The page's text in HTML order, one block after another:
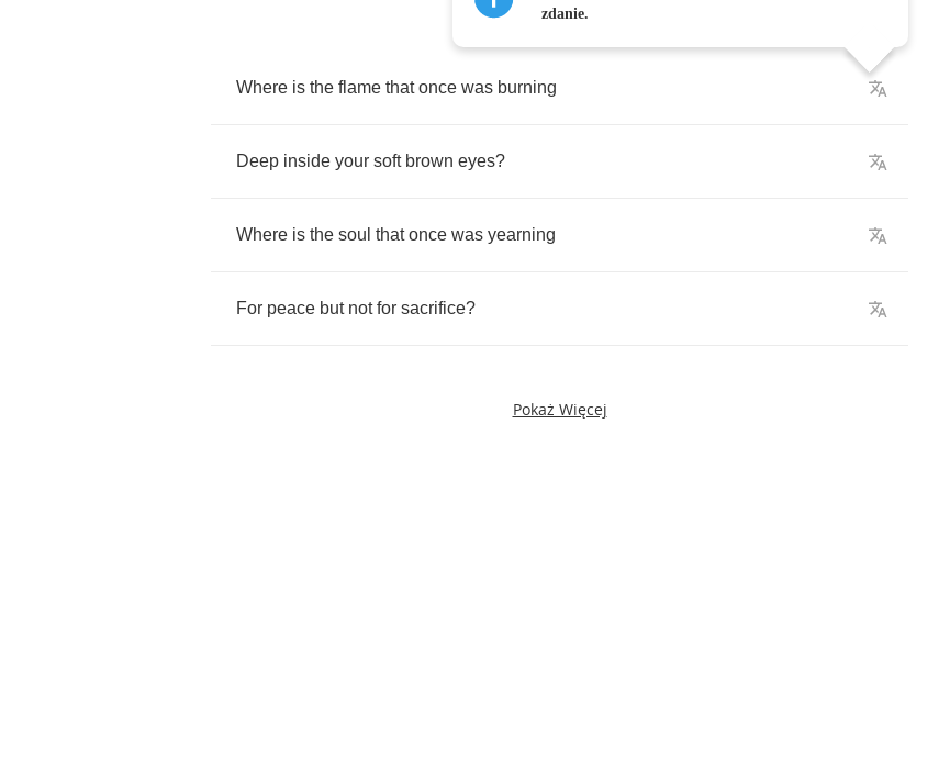
Where is the flame that once was burning
Deep inside your soft brown eyes?
Where is the soul that once was yearning
For peace but not for sacrifice?
Pokaż Więcej
zdanie.